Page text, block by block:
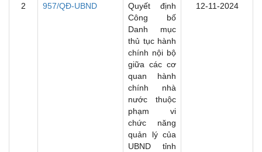
2 957/QĐ-UBND
Quyết định
Công bố
Danh mục
thủ tục hành
chính nội bộ
giữa các cơ
quan hành
chính nhà
nước thuộc
phạm vi
chức năng
quản lý của
UBND tỉnh
12-11-2024